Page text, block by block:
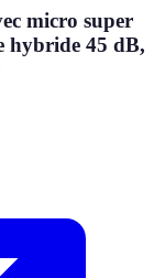
micro super
hybride 45 dB,